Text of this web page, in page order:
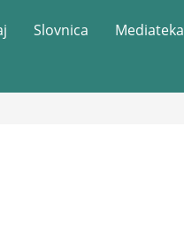
Slovnica Mediateka